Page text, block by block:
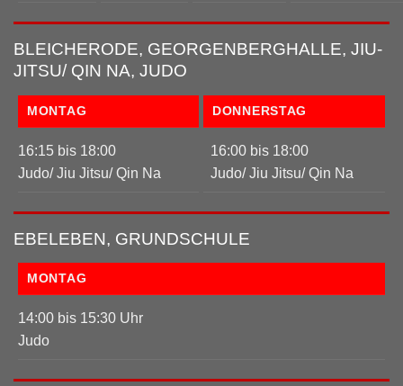
BLEICHERODE, GEORGENBERGHALLE, JIU-
JITSU/ QIN NA, JUDO
MONTAG DONNERSTAG
16:15 bis 18:00
Judo/ Jiu Jitsu/ Qin Na
16:00 bis 18:00
Judo/ Jiu Jitsu/ Qin Na
EBELEBEN, GRUNDSCHULE
MONTAG
14:00 bis 15:30 Uhr
Judo